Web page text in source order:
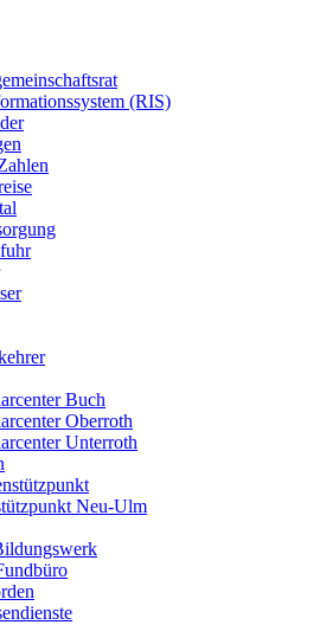
(RIS)
Buch
Oberroth
Unterroth
Neu-Ulm